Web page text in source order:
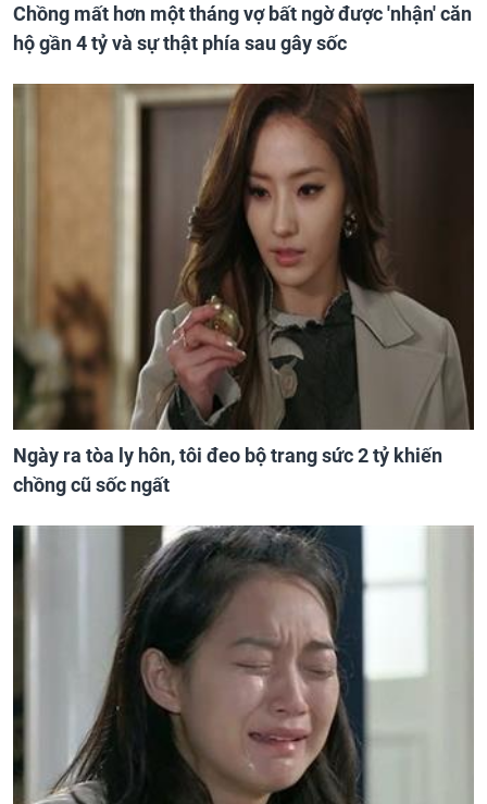
Chồng mất hơn một tháng vợ bất ngờ được 'nhận' căn
hộ gần 4 tỷ và sự thật phía sau gây sốc
Ngày ra tòa ly hôn, tôi đeo bộ trang sức 2 tỷ khiến
chồng cũ sốc ngất